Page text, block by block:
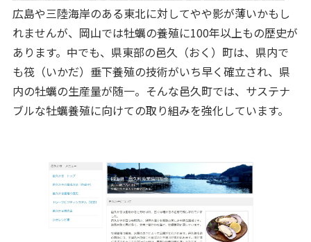
広島や三陸海岸のある東北に対してやや影が薄いかもし
れませんが、岡山では牡蠣の養殖に100年以上もの歴史が
あります。中でも、県東部の邑久（おく）町は、県内で
も筏（いかだ）垂下養殖の技術がいち早く確立され、県
内の牡蠣の生産量が随一。そんな邑久町では、サステナ
ブルな牡蠣養殖に向けての取り組みを強化しています。